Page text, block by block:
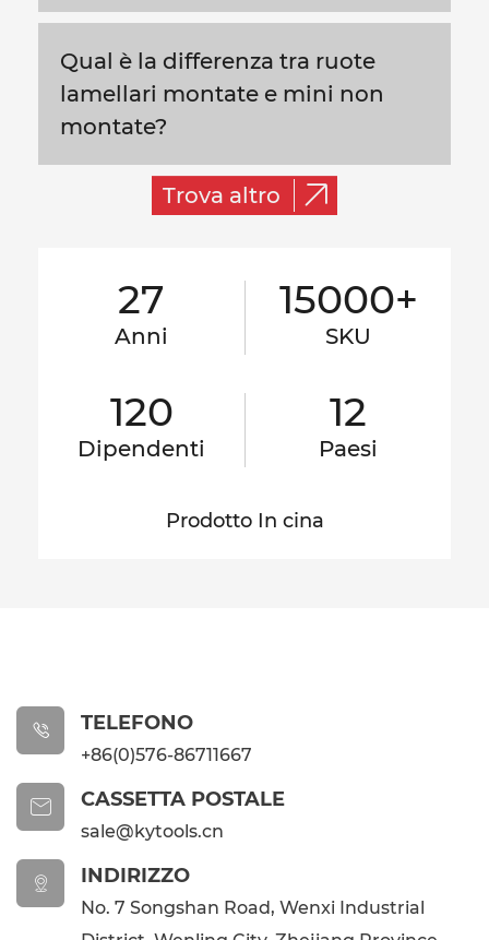
27
Anni
15000+
SKU
120
Dipendenti
12
Paesi
Prodotto In cina
Qual è la differenza tra ruote
lamellari montate e mini non
montate?
Trova altro
 TELEFONO
+86(0)576-86711667
 CASSETTA POSTALE
sale@kytools.cn
 INDIRIZZO
No. 7 Songshan Road, Wenxi Industrial